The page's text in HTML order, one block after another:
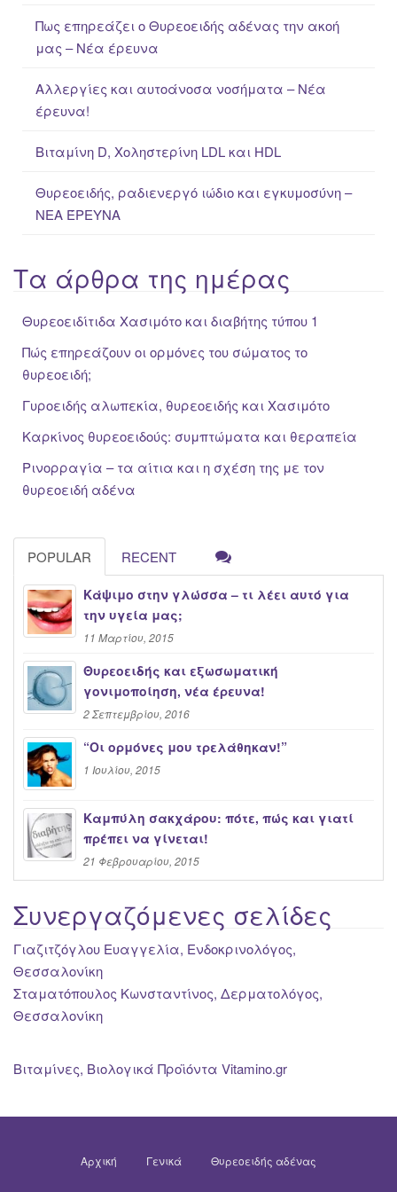
Πως επηρεάζει ο Θυρεοειδής αδένας την ακοή
μας – Νέα έρευνα
Αλλεργίες και αυτοάνοσα νοσήματα – Νέα
έρευνα!
Βιταμίνη D, Χοληστερίνη LDL και HDL
Θυρεοειδής, ραδιενεργό ιώδιο και εγκυμοσύνη –
ΝΕΑ ΈΡΕΥΝΑ
Τα άρθρα της ημέρας
Θυρεοειδίτιδα Χασιμότο και διαβήτης τύπου 1
Πώς επηρεάζουν οι ορμόνες του σώματος το
θυρεοειδή;
Γυροειδής αλωπεκία, θυρεοειδής και Χασιμότο
Καρκίνος θυρεοειδούς: συμπτώματα και θεραπεία
Ρινορραγία – τα αίτια και η σχέση της με τον
θυρεοειδή αδένα
POPULAR RECENT
Κάψιμο στην γλώσσα – τι λέει αυτό για
την υγεία μας;
11 Μαρτίου, 2015
Θυρεοειδής και εξωσωματική
γονιμοποίηση, νέα έρευνα!
2 Σεπτεμβρίου, 2016
“Oι ορμόνες μου τρελάθηκαν!”
1 Ιουλίου, 2015
Καμπύλη σακχάρου: πότε, πώς και γιατί
πρέπει να γίνεται!
21 Φεβρουαρίου, 2015
Συνεργαζόμενες σελίδες
Γιαζιτζόγλου Ευαγγελία, Ενδοκρινολόγος,
Θεσσαλονίκη
Σταματόπουλος Κωνσταντίνος, Δερματολόγος,
Θεσσαλονίκη
Βιταμίνες, Βιολογικά Προϊόντα Vitamino.gr
Αρχική Γενικά Θυρεοειδής αδένας